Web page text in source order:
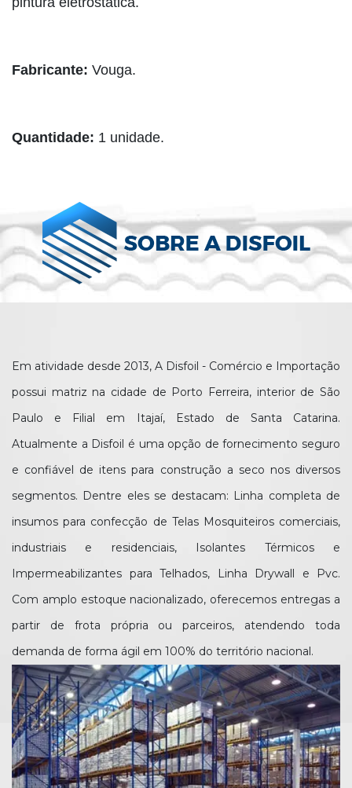
Fabricante: Vouga.
Quantidade: 1 unidade.
Em atividade desde 2013, A Disfoil - Comércio e Importação
possui matriz na cidade de Porto Ferreira, interior de São
Paulo e Filial em Itajaí, Estado de Santa Catarina.
Atualmente a Disfoil é uma opção de fornecimento seguro
e confiável de itens para construção a seco nos diversos
segmentos. Dentre eles se destacam: Linha completa de
insumos para confecção de Telas Mosquiteiros comerciais,
industriais e residenciais, Isolantes Térmicos e
Impermeabilizantes para Telhados, Linha Drywall e Pvc.
Com amplo estoque nacionalizado, oferecemos entregas a
partir de frota própria ou parceiros, atendendo toda
demanda de forma ágil em 100% do território nacional.